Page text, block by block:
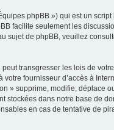
phpBB ») qui est un
facilite seulement les
sujet de phpBB, veuillez
transgresser les lois de
fournisseur d’accès à
» supprime, modifie, déplace
stockées dans notre base de
en cas de tentative de